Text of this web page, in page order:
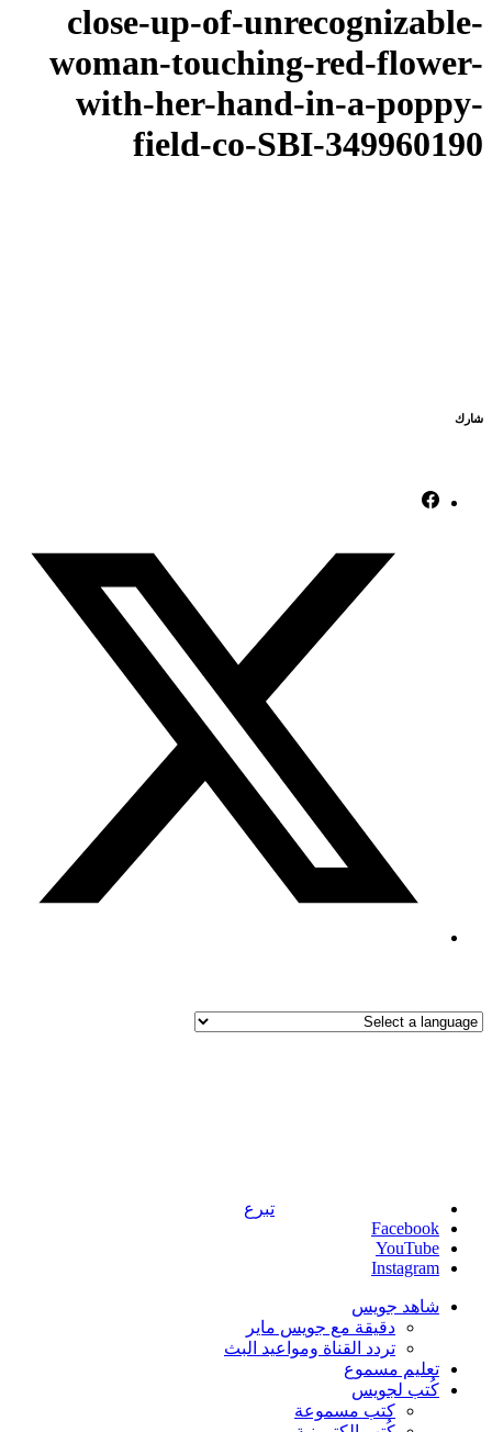
close-up-of-unrecognizable-
woman-touching-red-flower-
with-her-hand-in-a-poppy-
field-co-SBI-349960190
شارك
تبرع
Facebook
YouTube
Instagram
شاهد جويس
دقيقة مع جويس ماير
تردد القناة ومواعيد البث
تعليم مسموع
كُتب لجويس
كتب مسموعة